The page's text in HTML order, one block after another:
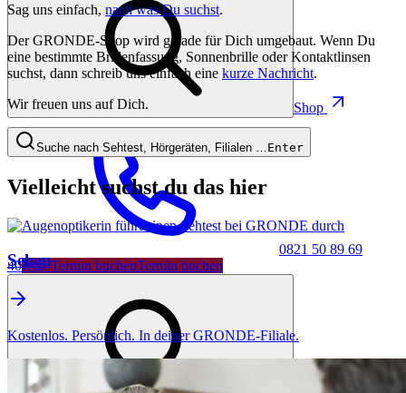
Shop
0821 50 89 69
40Jetzt Termin buchenTermin buchen
Sag uns einfach, nach was Du suchst.
Der GRONDE-Shop wird gerade für Dich umgebaut. Wenn Du
eine bestimmte Brillenfassung, Sonnenbrille oder Kontaktlinsen
suchst, dann schreib uns einfach eine kurze Nachricht.
Wir freuen uns auf Dich.
Suche nach Sehtest, Hörgeräten, Filialen … Enter
Vielleicht suchst du das hier
Sehen
Kostenlos. Persönlich. In deiner GRONDE-Filiale.